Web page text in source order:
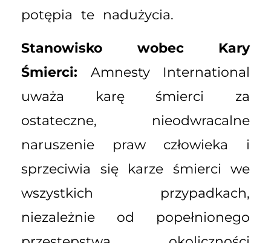
potępia te nadużycia.
Stanowisko wobec Kary
Śmierci: Amnesty International
uważa karę śmierci za
ostateczne, nieodwracalne
naruszenie praw człowieka i
sprzeciwia się karze śmierci we
wszystkich przypadkach,
niezależnie od popełnionego